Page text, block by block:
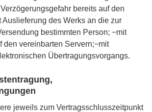
bereits auf den
Auslieferung des Werks an die zur
bestimmten Person; −mit
den vereinbarten Servern;−mit
Übertragungsvorgangs.
jeweils zum Vertragsschlusszeitpunkt